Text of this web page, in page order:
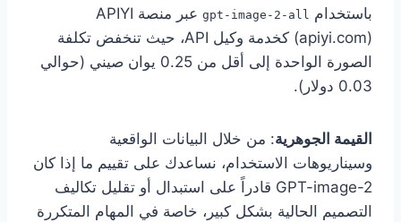
باستخدام gpt-image-2-all
عبر منصة APIYI
(apiyi.com) كخدمة وكيل API، حيث تنخفض تكلفة
الصورة الواحدة إلى أقل من 0.25 يوان صيني (حوالي
0.03 دولار).
القيمة الجوهرية: من خلال البيانات الواقعية
وسيناريوهات الاستخدام، نساعدك على تقييم ما إذا كان
GPT-image-2 قادراً على استبدال أو تقليل تكاليف
التصميم الحالية بشكل كبير، خاصة في المهام المتكررة